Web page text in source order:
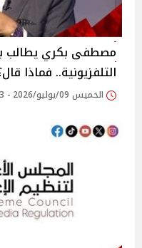
مصطفى بكري يطالب
التلفزيونية.. فماذا
الخميس 09/يوليو/2026 - 11:23 م